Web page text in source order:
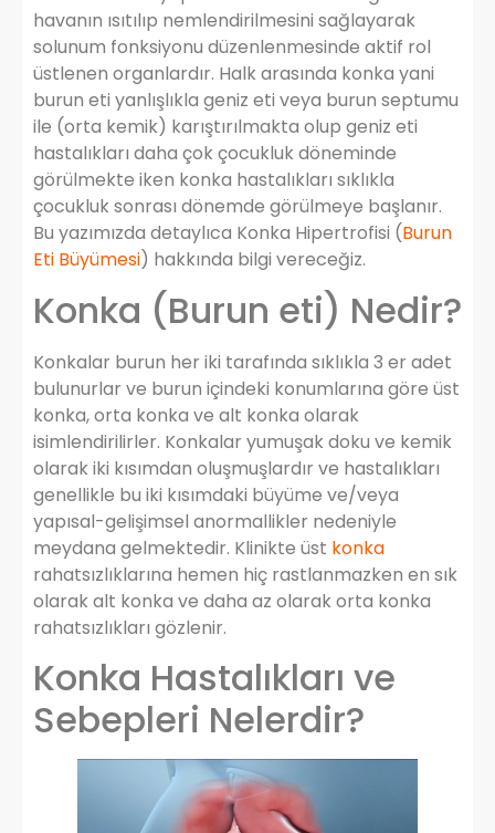
havanın ısıtılıp nemlendirilmesini sağlayarak
solunum fonksiyonu düzenlenmesinde aktif rol
üstlenen organlardır. Halk arasında konka yani
burun eti yanlışlıkla geniz eti veya burun septumu
ile (orta kemik) karıştırılmakta olup geniz eti
hastalıkları daha çok çocukluk döneminde
görülmekte iken konka hastalıkları sıklıkla
çocukluk sonrası dönemde görülmeye başlanır.
Bu yazımızda detaylıca Konka Hipertrofisi (Burun
Eti Büyümesi) hakkında bilgi vereceğiz.
Konka (Burun eti) Nedir?
Konkalar burun her iki tarafında sıklıkla 3 er adet
bulunurlar ve burun içindeki konumlarına göre üst
konka, orta konka ve alt konka olarak
isimlendirilirler. Konkalar yumuşak doku ve kemik
olarak iki kısımdan oluşmuşlardır ve hastalıkları
genellikle bu iki kısımdaki büyüme ve/veya
yapısal-gelişimsel anormallikler nedeniyle
meydana gelmektedir. Klinikte üst konka
rahatsızlıklarına hemen hiç rastlanmazken en sık
olarak alt konka ve daha az olarak orta konka
rahatsızlıkları gözlenir.
Konka Hastalıkları ve
Sebepleri Nelerdir?